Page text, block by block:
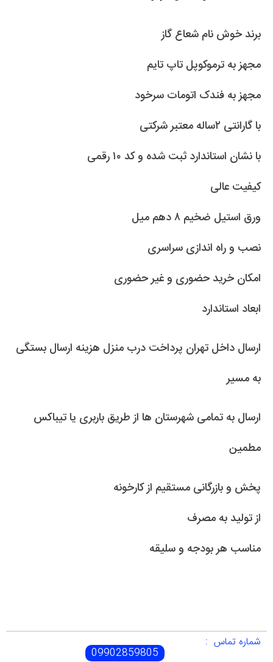
برند خوش نام شعاع گاز
مجهز به ترموکوپل تاپ تایم
مجهز به فندک اتومات سرخود
با گارانتی ۲ساله معتبر شرکتی
با نشان استاندارد ثبت شده و کد ۱۰ رقمی
کیفیت عالی
ورق استیل ضخیم ۸ دهم میل
نصب و راه اندازی سراسری
امکان خرید حضوری و غیر حضوری
ابعاد استاندارد
ارسال داخل تهران پرداخت درب منزل هزینه ارسال بستگی
به مسیر
ارسال به تمامی شهرستان ها از طریق باربری یا تیباکس
مطمین
پخش و بازرگانی مستقیم از کارخونه
از تولید به مصرف
مناسب هر بودجه و سلیقه
شماره تماس :
09902859805